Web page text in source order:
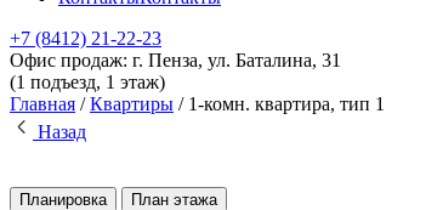
+7 (8412) 21-22-23
Офис продаж: г. Пенза, ул. Баталина, 31
(1 подъезд, 1 этаж)
Главная /Квартиры / 1-комн. квартира, тип 1
Назад
Планировка План этажа